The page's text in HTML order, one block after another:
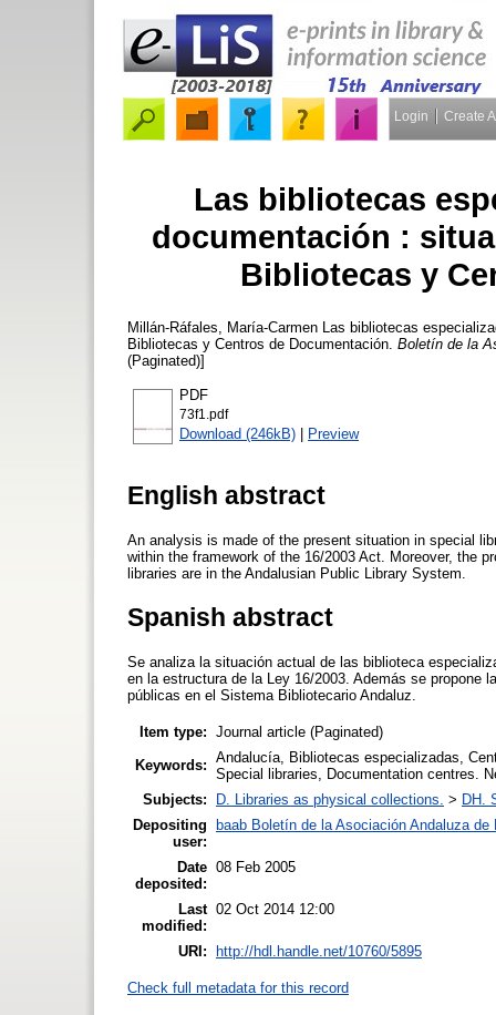
Login Create
Las bibliotecas
documentación :
Bibliotecas y
Millán-Ráfales, María-Carmen Las bibliotecas
Bibliotecas y Centros de Documentación. Boletín de la
(Paginated)]
PDF
73f1.pdf
Download (246kB) | Preview
English abstract
An analysis is made of the present situation in special
within the framework of the 16/2003 Act. Moreover, the
libraries are in the Andalusian Public Library System.
Spanish abstract
Se analiza la situación actual de las biblioteca
en la estructura de la Ley 16/2003. Además se propone
públicas en el Sistema Bibliotecario Andaluz.
Item type: Journal article (Paginated)
Keywords: Andalucía, Bibliotecas especializadas,
Special libraries, Documentation centres.
Subjects:
D. Libraries as physical collections. > DH.
Depositing
user:
baab Boletín de la Asociación Andaluza de
Date
deposited:
08 Feb 2005
Last
modified:
02 Oct 2014 12:00
URI: http://hdl.handle.net/10760/5895
Check full metadata for this record